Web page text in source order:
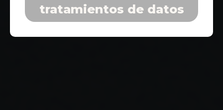
tratamientos de datos